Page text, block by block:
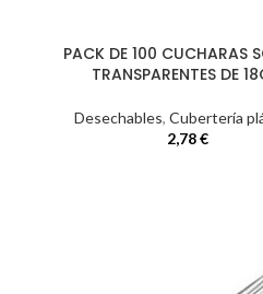
PACK DE 100 CUCHARAS
TRANSPARENTES DE
Desechables,Cubertería
2,78€